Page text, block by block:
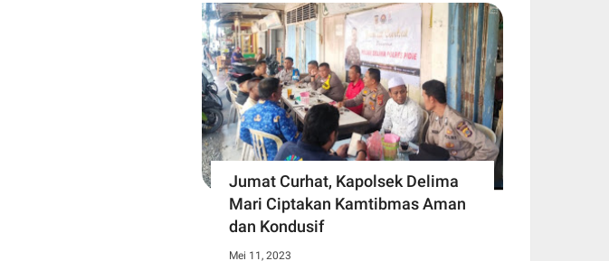
Jumat Curhat, Kapolsek Delima
Mari Ciptakan Kamtibmas Aman
dan Kondusif
Mei 11, 2023